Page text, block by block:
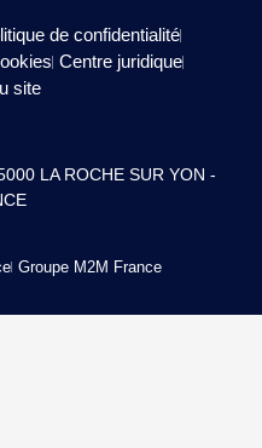
de confidentialité
Centre juridique
site
LA ROCHE SUR YON -
Groupe M2M France